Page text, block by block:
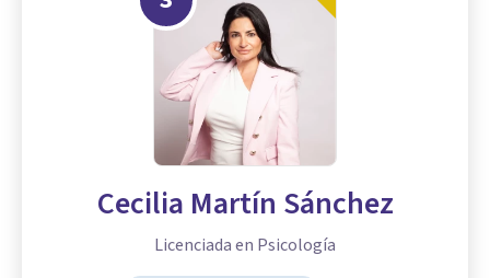
Cecilia Martín Sánchez
Licenciada en Psicología